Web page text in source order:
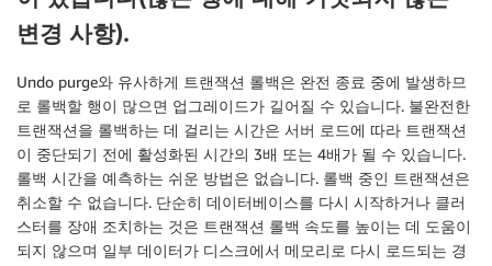
변경 사항).
Undo purge와 유사하게 트랜잭션 롤백은 완전 종료 중에 발생하므
로 롤백할 행이 많으면 업그레이드가 길어질 수 있습니다. 불완전한
트랜잭션을 롤백하는 데 걸리는 시간은 서버 로드에 따라 트랜잭션
이 중단되기 전에 활성화된 시간의 3배 또는 4배가 될 수 있습니다.
롤백 시간을 예측하는 쉬운 방법은 없습니다. 롤백 중인 트랜잭션은
취소할 수 없습니다. 단순히 데이터베이스를 다시 시작하거나 클러
스터를 장애 조치하는 것은 트랜잭션 롤백 속도를 높이는 데 도움이
되지 않으며 일부 데이터가 디스크에서 메모리로 다시 로드되는 경